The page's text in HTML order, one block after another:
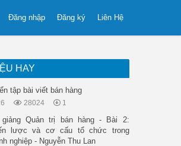
Liên Hệ
Đăng ký
Đăng nhập
HAY
tập bài viết bán hàng
28024 1
giảng Quản trị bán hàng - Bài 2:
lược và cơ cấu tổ chức trong
nghiệp - Nguyễn Thu Lan